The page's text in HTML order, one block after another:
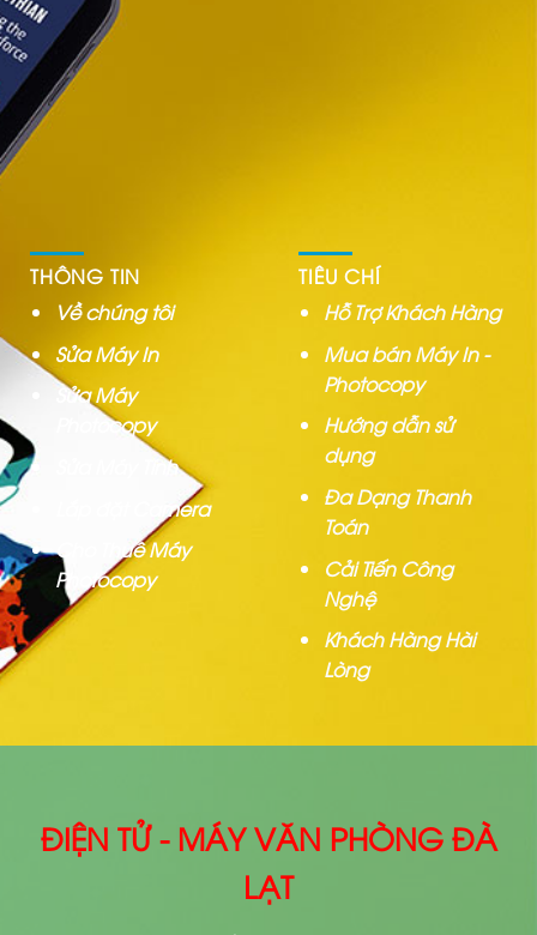
THÔNG TIN
Về chúng tôi
Sửa Máy In
Sửa Máy
Photocopy
Sửa Máy Tính
Lắp đặt Camera
Cho Thuê Máy
Photocopy
TIÊU CHÍ
Hỗ Trợ Khách Hàng
Mua bán Máy In -
Photocopy
Hướng dẫn sử
dụng
Đa Dạng Thanh
Toán
Cải Tiến Công
Nghệ
Khách Hàng Hài
Lòng
ĐIỆN TỬ - MÁY VĂN PHÒNG ĐÀ
LẠT